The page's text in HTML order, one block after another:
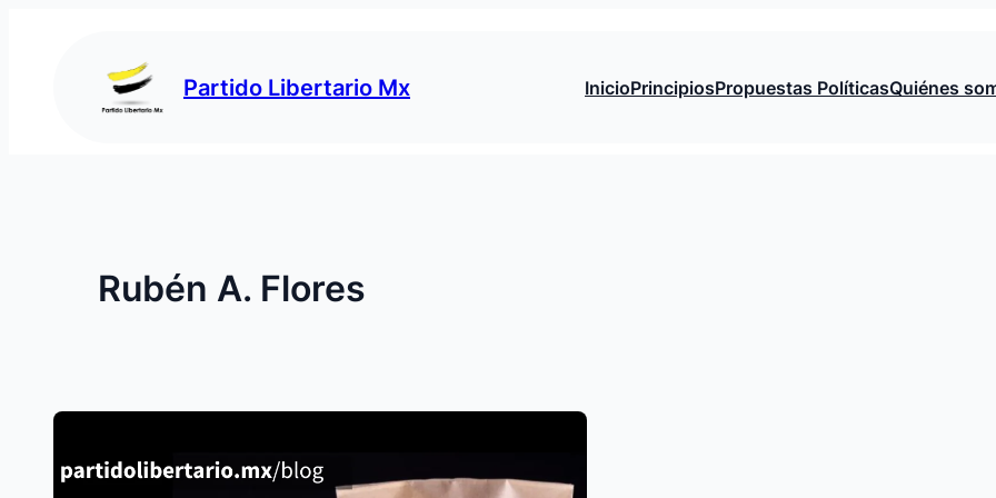
Partido Libertario Mx InicioPrincipiosPropuestas PolíticasQuiénes
Rubén A. Flores